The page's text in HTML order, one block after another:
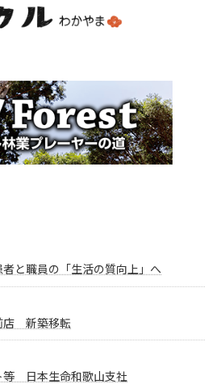
と職員の「生活の質向上」へ
店 新築移転
等 日本生命和歌山支社